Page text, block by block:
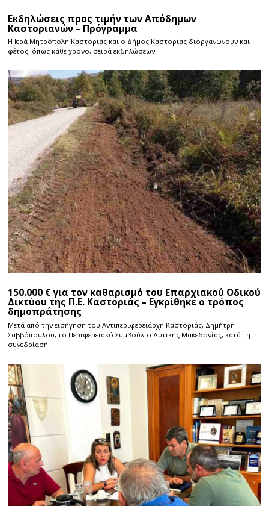
Εκδηλώσεις προς τιμήν των Απόδημων
Καστοριανών – Πρόγραμμα
Η Ιερά Μητρόπολη Καστοριάς και ο Δήμος Καστοριάς διοργανώνουν και
φέτος, όπως κάθε χρόνο, σειρά εκδηλώσεων
150.000 € για τον καθαρισμό του Επαρχιακού Οδικού
Δικτύου της Π.Ε. Καστοριάς – Εγκρίθηκε ο τρόπος
δημοπράτησης
Μετά από την εισήγηση του Αντιπεριφερειάρχη Καστοριάς, Δημήτρη
Σαββόπουλου, το Περιφερειακό Συμβούλιο Δυτικής Μακεδονίας, κατά τη
συνεδρίασή